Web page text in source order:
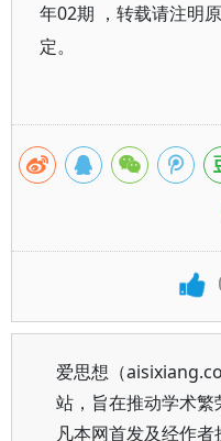
年02期 ，转载请注明
定。
爱思想（
站，旨在推动学术繁
凡本网首发及经作者